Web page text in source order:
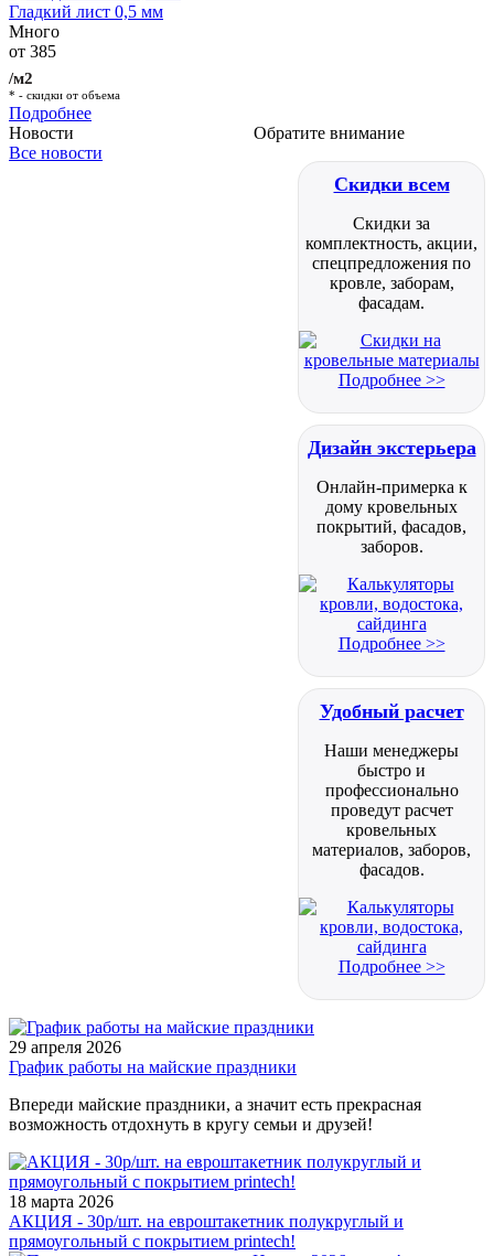
Гладкий лист 0,5 мм
Много
от 385
/м2
* - скидки от объема
Подробнее
Обратите внимание
Скидки всем
Скидки за
комплектность, акции,
спецпредложения по
кровле, заборам,
фасадам.
Подробнее >>
Дизайн экстерьера
Онлайн-примерка к
дому кровельных
покрытий, фасадов,
заборов.
Подробнее >>
Удобный расчет
Наши менеджеры
быстро и
профессионально
проведут расчет
кровельных
материалов, заборов,
фасадов.
Подробнее >>
Новости
Все новости
29 апреля 2026
График работы на майские праздники
Впереди майские праздники, а значит есть прекрасная
возможность отдохнуть в кругу семьи и друзей!
18 марта 2026
АКЦИЯ - 30р/шт. на евроштакетник полукруглый и
прямоугольный с покрытием printech!